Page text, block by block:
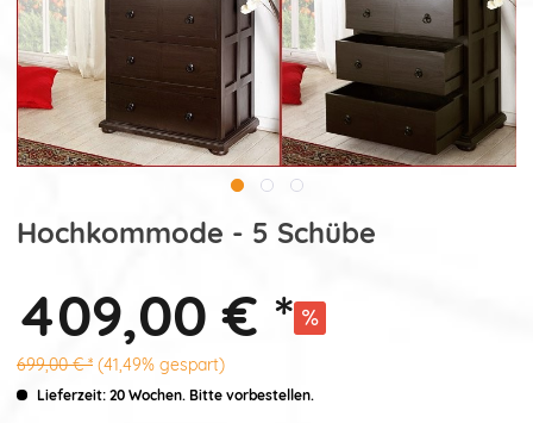
Hochkommode - 5 Schübe
409,00 € *
699,00 € * (41,49% gespart)
Lieferzeit: 20 Wochen. Bitte vorbestellen.